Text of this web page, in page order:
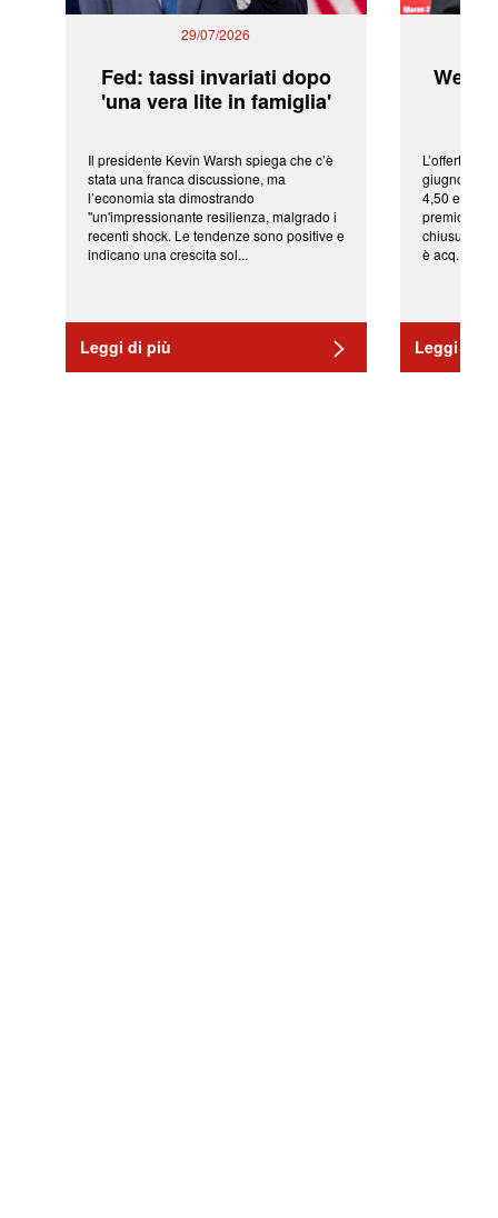
29/07/2026
Fed: tassi invariati dopo
'una vera lite in famiglia'
Il presidente Kevin Warsh spiega che c’è
stata una franca discussione, ma
l’economia sta dimostrando
"un'impressionante resilienza, malgrado i
recenti shock. Le tendenze sono positive e
indicano una crescita sol...
Leggi di più
L’offerta
giugno da
4,50 euro
premio di
chiusura
è acq...
Leggi di